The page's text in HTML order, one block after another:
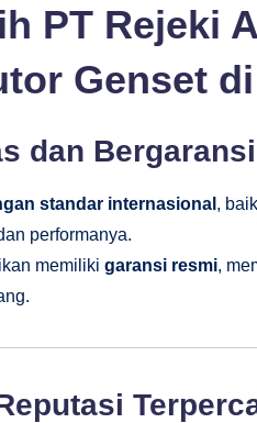
PT Rejeki
Genset
dan
standar internasional ,
performanya.
memiliki garansi resmi,